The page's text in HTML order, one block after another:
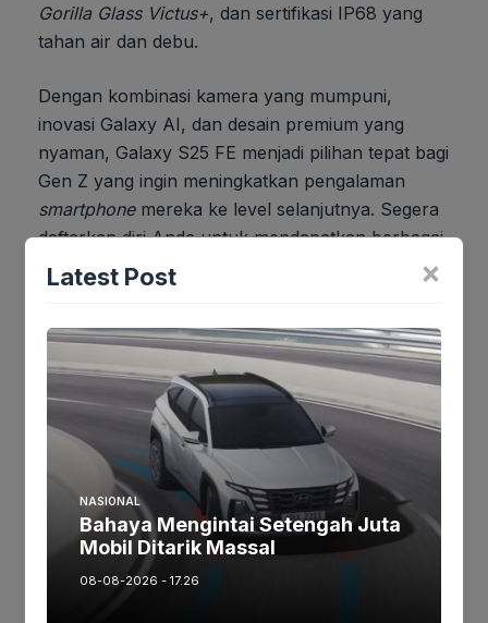
Gorilla Glass Victus+, dan sertifikasi IP68 yang
tahan air dan debu.
Dengan kombinasi kamera yang mumpuni,
inovasi Galaxy AI, dan desain premium yang
nyaman, Galaxy S25 FE menjadi pilihan tepat bagi
Gen Z yang ingin meningkatkan pengalaman
smartphonemereka ke level selanjutnya. Segera
daftarkan diri Anda untuk mendapatkan berbagai
penawaran menarik!
Jika keberatan atau harus diedit baik
Artikel maupun foto Silahkan
Laporkan!
Terima Kasih
Tags:
Ikuti kami :
×
Latest Post
NASIONAL
Bahaya Mengintai Setengah Juta
Mobil Ditarik Massal
08-08-2026 - 17.26